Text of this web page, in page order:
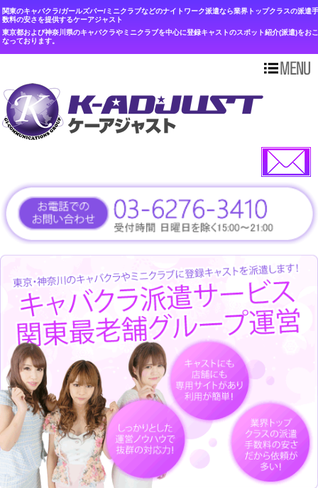
関東のキャバクラ/ガールズバー/ミニクラブなどのナイトワーク派遣なら業界トップクラスの派遣手
数料の安さを提供するケーアジャスト
東京都および神奈川県のキャバクラやミニクラブを中心に登録キャストのスポット紹介(派遣)をおこ
なっております。